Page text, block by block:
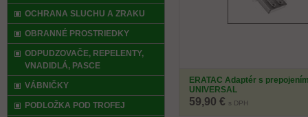
ERATAC Adaptér s
UNIVERSAL
59,90 € s DPH
OCHRANA SLUCHU A ZRAKU
OBRANNÉ PROSTRIEDKY
ODPUDZOVAČE, REPELENTY,
VNADIDLÁ, PASCE
VÁBNIČKY
PODLOŽKA POD TROFEJ